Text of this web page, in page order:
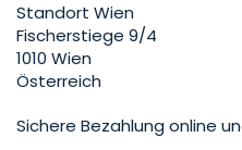
Standort Wien
Fischerstiege 9/4
1010 Wien
Österreich
Sichere Bezahlung online